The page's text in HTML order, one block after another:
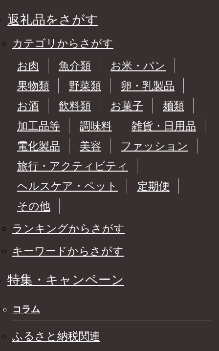
返礼品をさがす
カテゴリからさがす
お肉
魚介類
お米・パン
果物類
野菜類
卵・乳製品
お酒
飲料類 お菓子
麺類
加工品等
調味料
雑貨・日用品
電化製品
美容
ファッション
旅行・アクティビティ
ヘルスケア・ペット
定期便
その他
ランキングからさがす
キーワードからさがす
特集・キャンペーン
コラム
ふるさと納税関連